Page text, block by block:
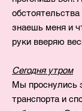
знаешь меня и
руки вверяю
Сегодня утром
Мы проснулись
транспорта и